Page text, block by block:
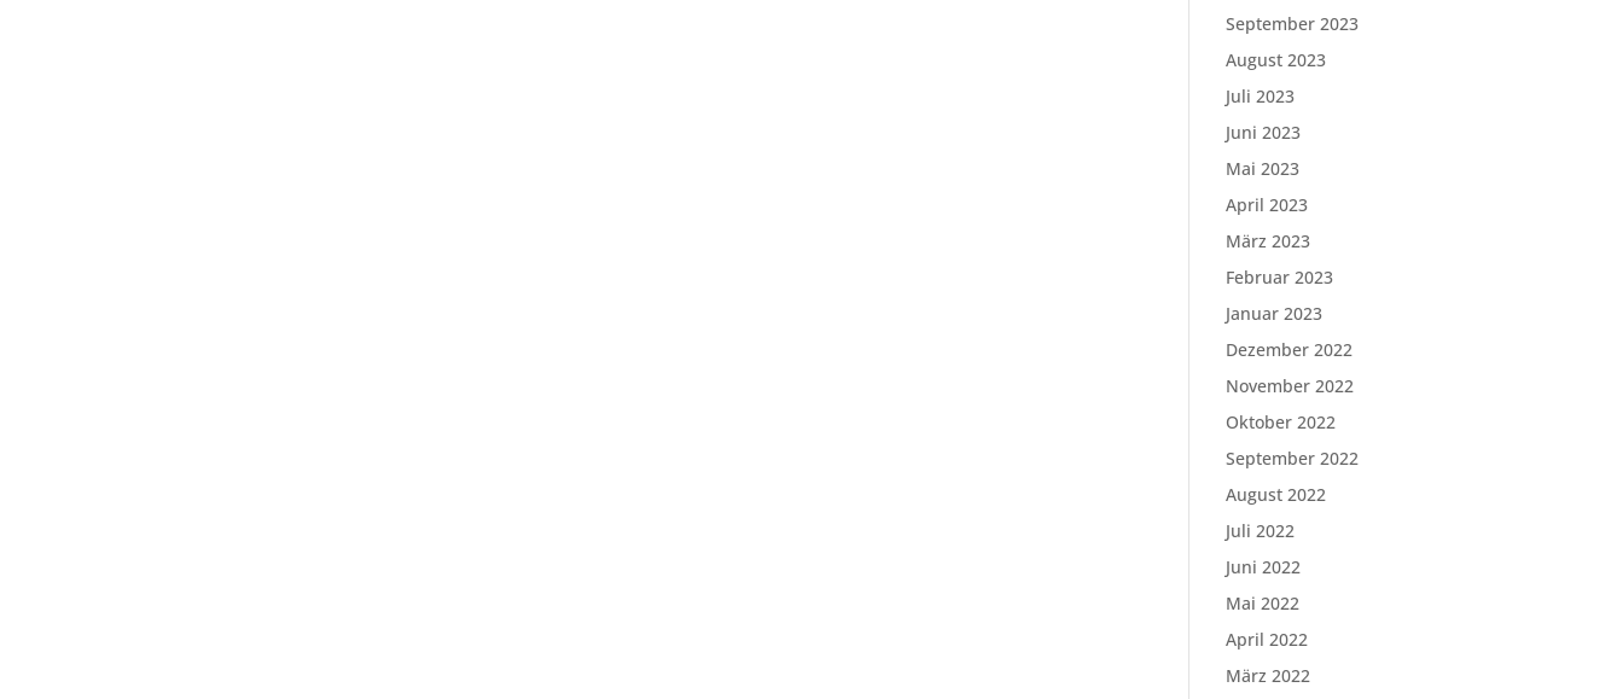
September 2023
August 2023
Juli 2023
Juni 2023
Mai 2023
April 2023
März 2023
Februar 2023
Januar 2023
Dezember 2022
November 2022
Oktober 2022
September 2022
August 2022
Juli 2022
Juni 2022
Mai 2022
April 2022
März 2022